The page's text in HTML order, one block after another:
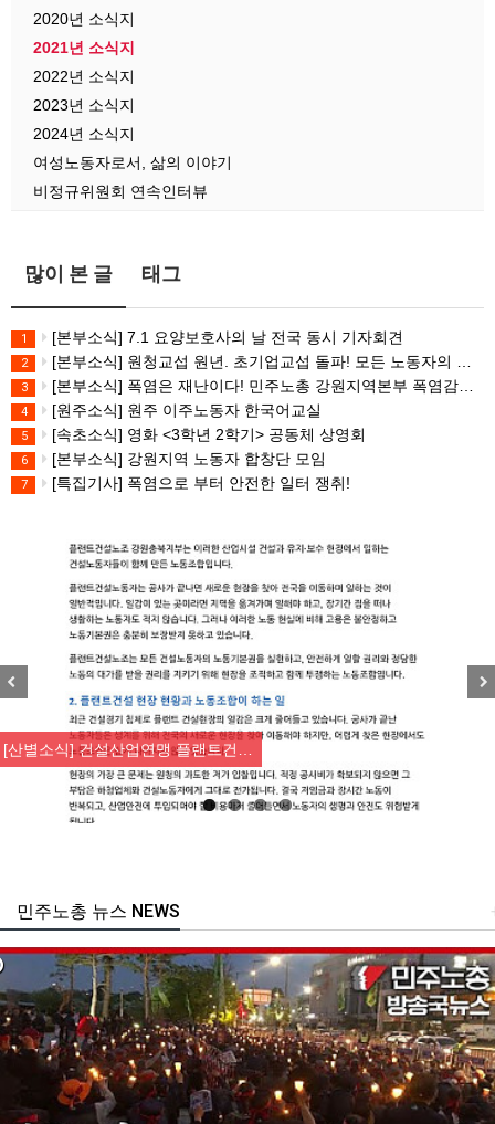
2020년 소식지
2021년 소식지
2022년 소식지
2023년 소식지
2024년 소식지
여성노동자로서, 삶의 이야기
비정규위원회 연속인터뷰
많이 본 글 태그
1 [본부소식] 7.1 요양보호사의 날 전국 동시 기자회견
2 [본부소식] 원청교섭 원년. 초기업교섭 돌파! 모든 노동자의 노동기본권 쟁취! 민주노총 7.15 총파업대회
3 [본부소식] 폭염은 재난이다! 민주노총 강원지역본부 폭염감시단 선포 기자회견
4 [원주소식] 원주 이주노동자 한국어교실
5 [속초소식] 영화 <3학년 2학기> 공동체 상영회
6 [본부소식] 강원지역 노동자 합창단 모임
7 [특집기사] 폭염으로 부터 안전한 일터 쟁취!
업연맹 플랜트건…
주노총 뉴스 NEWS